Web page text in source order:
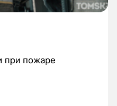
при пожаре